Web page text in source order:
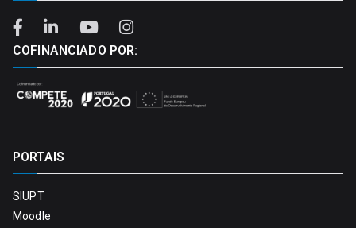
COFINANCIADO POR:
PORTAIS
SIUPT
Moodle